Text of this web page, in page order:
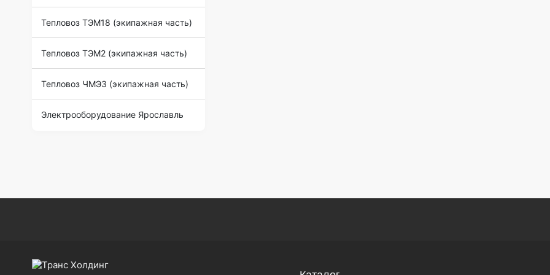
Тепловоз ТЭМ18 (экипажная часть)
Тепловоз ТЭМ2 (экипажная часть)
Тепловоз ЧМЭ3 (экипажная часть)
Электрооборудование Ярославль